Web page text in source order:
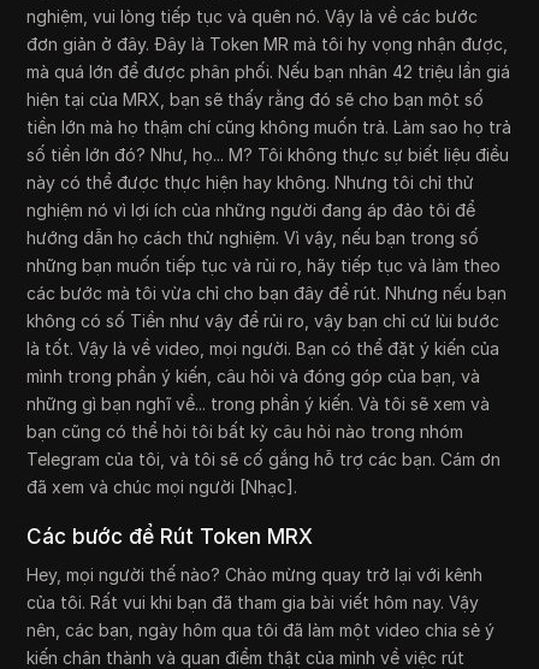
nghiệm, vui lòng tiếp tục và quên nó. Vậy là về các bước
đơn giản ở đây. Đây là Token MR mà tôi hy vọng nhận được,
mà quá lớn để được phân phối. Nếu bạn nhân 42 triệu lần giá
hiện tại của MRX, bạn sẽ thấy rằng đó sẽ cho bạn một số
tiền lớn mà họ thậm chí cũng không muốn trả. Làm sao họ trả
số tiền lớn đó? Như, họ... M? Tôi không thực sự biết liệu điều
này có thể được thực hiện hay không. Nhưng tôi chỉ thử
nghiệm nó vì lợi ích của những người đang áp đảo tôi để
hướng dẫn họ cách thử nghiệm. Vì vậy, nếu bạn trong số
những bạn muốn tiếp tục và rủi ro, hãy tiếp tục và làm theo
các bước mà tôi vừa chỉ cho bạn đây để rút. Nhưng nếu bạn
không có số Tiền như vậy để rủi ro, vậy bạn chỉ cứ lùi bước
là tốt. Vậy là về video, mọi người. Bạn có thể đặt ý kiến của
mình trong phần ý kiến, câu hỏi và đóng góp của bạn, và
những gì bạn nghĩ về... trong phần ý kiến. Và tôi sẽ xem và
bạn cũng có thể hỏi tôi bất kỳ câu hỏi nào trong nhóm
Telegram của tôi, và tôi sẽ cố gắng hỗ trợ các bạn. Cám ơn
đã xem và chúc mọi người [Nhạc].
Các bước để Rút Token MRX
Hey, mọi người thế nào? Chào mừng quay trở lại với kênh
của tôi. Rất vui khi bạn đã tham gia bài viết hôm nay. Vậy
nên, các bạn, ngày hôm qua tôi đã làm một video chia sẻ ý
kiến chân thành và quan điểm thật của mình về việc rút